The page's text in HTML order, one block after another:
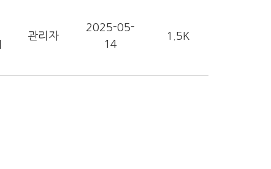
관리자
2025-05-
14
1.5K